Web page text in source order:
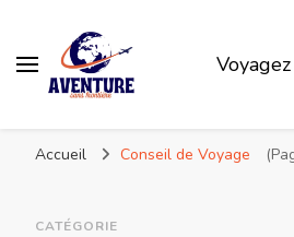
Accueil Conseil de Voyage
CATÉGORIE